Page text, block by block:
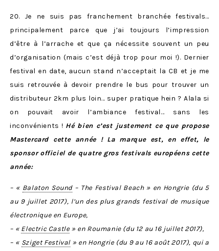
20. Je ne suis pas franchement branchée festivals…
principalement parce que j’ai toujours l’impression
d’être à l’arrache et que ça nécessite souvent un peu
d’organisation (mais c’est déjà trop pour moi !). Dernier
festival en date, aucun stand n’acceptait la CB et je me
suis retrouvée à devoir prendre le bus pour trouver un
distributeur 2km plus loin… super pratique hein ? Alala si
on pouvait avoir l’ambiance festival… sans les
inconvénients ! Hé bien c’est justement ce que propose
Mastercard cette année ! La marque est, en effet, le
sponsor officiel de quatre gros festivals européens cette
année:
– « Balaton Sound– The Festival Beach » en Hongrie (du 5
au 9 juillet 2017), l’un des plus grands festival de musique
électronique en Europe,
– « Electric Castle» en Roumanie (du 12 au 16 juillet 2017),
– « Sziget Festival » en Hongrie (du 9 au 16 août 2017), qui a